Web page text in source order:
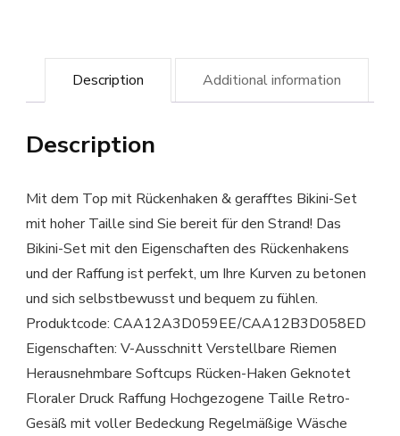
Description Additional information
Description
Mit dem Top mit Rückenhaken & gerafftes Bikini-Set
mit hoher Taille sind Sie bereit für den Strand! Das
Bikini-Set mit den Eigenschaften des Rückenhakens
und der Raffung ist perfekt, um Ihre Kurven zu betonen
und sich selbstbewusst und bequem zu fühlen.
Produktcode: CAA12A3D059EE/CAA12B3D058ED
Eigenschaften: V-Ausschnitt Verstellbare Riemen
Herausnehmbare Softcups Rücken-Haken Geknotet
Floraler Druck Raffung Hochgezogene Taille Retro-
Gesäß mit voller Bedeckung Regelmäßige Wäsche